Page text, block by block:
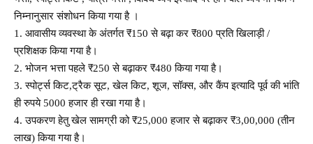
निम्नानुसार संशोधन किया गया है ।
1. आवासीय व्यवस्था के अंतर्गत ₹150 से बढ़ा कर ₹800 प्रति खिलाड़ी /
प्रशिक्षक किया गया है।
2. भोजन भत्ता पहले ₹250 से बढ़ाकर ₹480 किया गया है।
3. स्पोर्ट्स किट,ट्रैक सूट, खेल किट, शूज, सॉक्स, और कैंप इत्यादि पूर्व की भांति
ही रुपये 5000 हजार ही रखा गया है।
4. उपकरण हेतु खेल सामग्री को ₹25,000 हजार से बढ़ाकर ₹3,00,000 (तीन
लाख) किया गया है।